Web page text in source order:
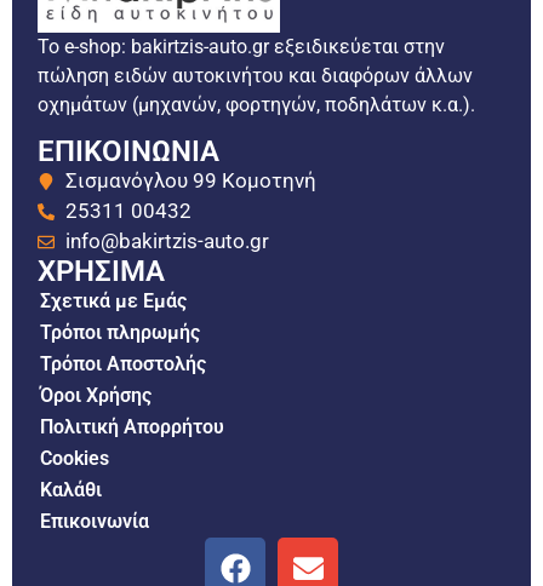
Το e-shop: bakirtzis-auto.gr εξειδικεύεται στην
πώληση ειδών αυτοκινήτου και διαφόρων άλλων
οχημάτων (μηχανών, φορτηγών, ποδηλάτων κ.α.).
ΕΠΙΚΟΙΝΩΝΙΑ
Σισμανόγλου 99 Κομοτηνή
25311 00432
info@bakirtzis-auto.gr
ΧΡΗΣΙΜΑ
Σχετικά με Εμάς
Τρόποι πληρωμής
Τρόποι Αποστολής
Όροι Χρήσης
Πολιτική Απορρήτου
Cookies
Καλάθι
Επικοινωνία